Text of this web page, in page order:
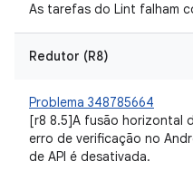
As tarefas do Lint falham
Redutor (R8)
Problema 348785664
[r8 8.5]A fusão horizontal
erro de verificação no
de API é desativada.